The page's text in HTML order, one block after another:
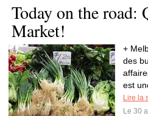
Today on the road:
Market!
+
des
est
Lire la
Le 30